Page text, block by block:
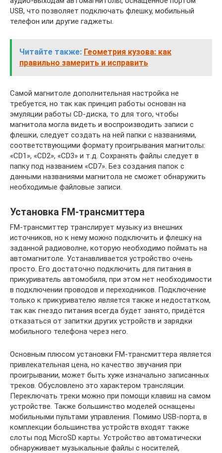
USB, что позволяет подключать флешку, мобильный
телефон или другие гаджеты.
Читайте также: Геометрия кузова: как
правильно замерить и исправить
Самой магнитоле дополнительная настройка не
требуется, но так как принцип работы основан на
эмуляции работы CD-диска, то для того, чтобы
магнитола могла видеть и воспроизводить записи с
флешки, следует создать на ней папки c названиями,
соответствующими формату проигрывания магнитолы:
«CD1», «CD2», «CD3» и т.д. Сохранять файлы следует в
папку под названием «CD7». Без создания папок с
данными названиями магнитола не сможет обнаружить
необходимые файловые записи.
Установка FM-трансмиттера
FM-трансмиттер транслирует музыку из внешних
источников, но к нему можно подключить и флешку на
заданной радиоволне, которую необходимо поймать на
автомагнитоле. Устанавливается устройство очень
просто. Его достаточно подключить для питания в
прикуриватель автомобиля, при этом нет необходимости
в подключении проводов и переходников. Подключение
только к прикуривателю является также и недостатком,
так как гнездо питания всегда будет занято, придётся
отказаться от запитки других устройств и зарядки
мобильного телефона через него.
Основным плюсом установки FM-трансмиттера является
привлекательная цена, но качество звучания при
проигрывании, может быть хуже изначально записанных
треков. Обусловлено это характером трансляции.
Переключать треки можно при помощи клавиш на самом
устройстве. Также большинство моделей оснащены
мобильными пультами управления. Помимо USB-порта, в
комплекции большинства устройств входят также
слоты под MicroSD карты. Устройство автоматически
обнаруживает музыкальные файлы с носителей,